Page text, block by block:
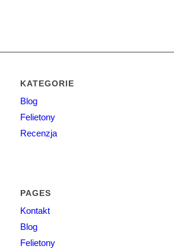
KATEGORIE
Blog
Felietony
Recenzja
PAGES
Kontakt
Blog
Felietony